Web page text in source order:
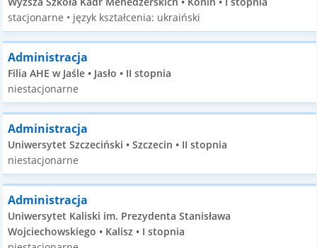
stacjonarne • język kształcenia: ukraiński
Administracja
Filia AHE w Jaśle • Jasło • II stopnia
niestacjonarne
Administracja
Uniwersytet Szczeciński • Szczecin • II stopnia
niestacjonarne
Administracja
Uniwersytet Kaliski im. Prezydenta Stanisława
Wojciechowskiego • Kalisz • I stopnia